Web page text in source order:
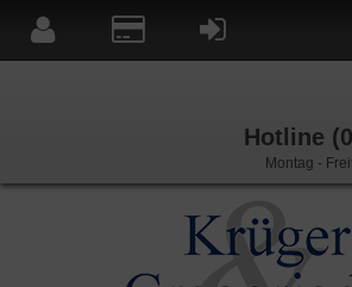
Hotline
Montag -